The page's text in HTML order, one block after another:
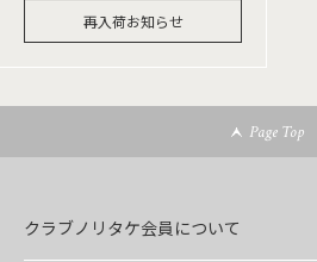
再入荷お知らせ
Page Top
クラブノリタケ会員について